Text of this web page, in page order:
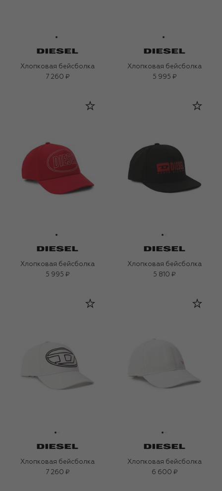
Хлопковая бейсболка
7 260 ₽
Хлопковая бейсболка
5 995 ₽
Хлопковая бейсболка
5 995 ₽
Хлопковая бейсболка
5 810 ₽
Хлопковая бейсболка
7 260 ₽
Хлопковая бейсболка
6 600 ₽